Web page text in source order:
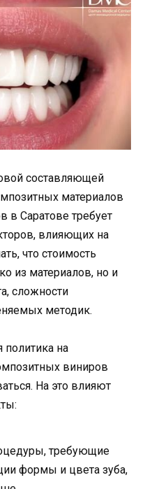
составляющей
материалов
в Саратове требует
влияющих на
что стоимость
из материалов, но и
сложности
методик.
политика на
виниров
На это влияют
требующие
формы и цвета зуба,